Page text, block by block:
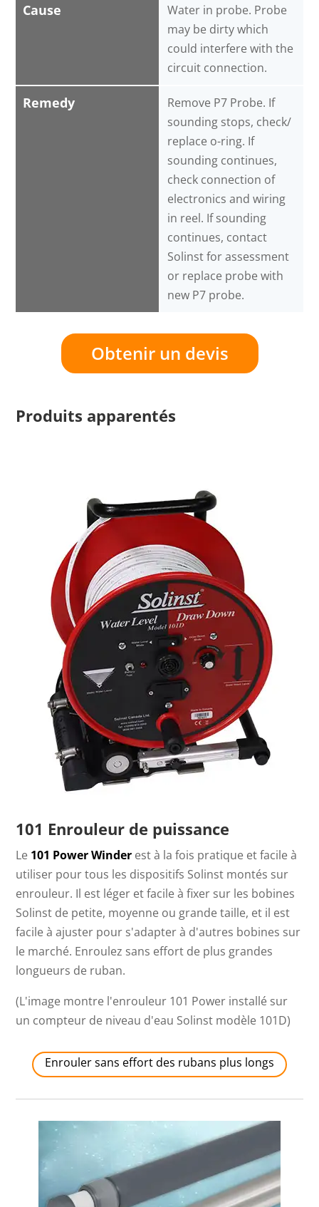
Cause
Remedy
Water in probe. Probe
may be dirty which
could interfere with the
circuit connection.
Remove P7 Probe. If
sounding stops, check/
replace o-ring. If
sounding continues,
check connection of
electronics and wiring
in reel. If sounding
continues, contact
Solinst for assessment
or replace probe with
new P7 probe.
Obtenir un devis
Produits apparentés
101 Enrouleur de puissance
Le 101 Power Winder est à la fois pratique et facile à
utiliser pour tous les dispositifs Solinst montés sur
enrouleur. Il est léger et facile à fixer sur les bobines
Solinst de petite, moyenne ou grande taille, et il est
facile à ajuster pour s'adapter à d'autres bobines sur
le marché. Enroulez sans effort de plus grandes
longueurs de ruban.
(L'image montre l'enrouleur 101 Power installé sur
un compteur de niveau d'eau Solinst modèle 101D)
Enrouler sans effort des rubans plus longs